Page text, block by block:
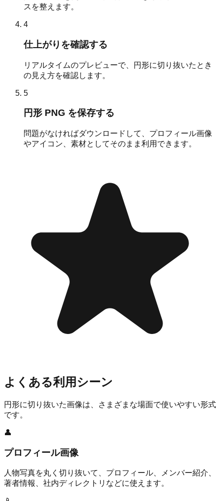
スを整えます。
4
仕上がりを確認する
リアルタイムのプレビューで、円形に切り抜いたとき
の見え方を確認します。
5
円形 PNG を保存する
問題がなければダウンロードして、プロフィール画像
やアイコン、素材としてそのまま利用できます。
よくある利用シーン
円形に切り抜いた画像は、さまざまな場面で使いやすい形式
です。
👤
プロフィール画像
人物写真を丸く切り抜いて、プロフィール、メンバー紹介、
著者情報、社内ディレクトリなどに使えます。